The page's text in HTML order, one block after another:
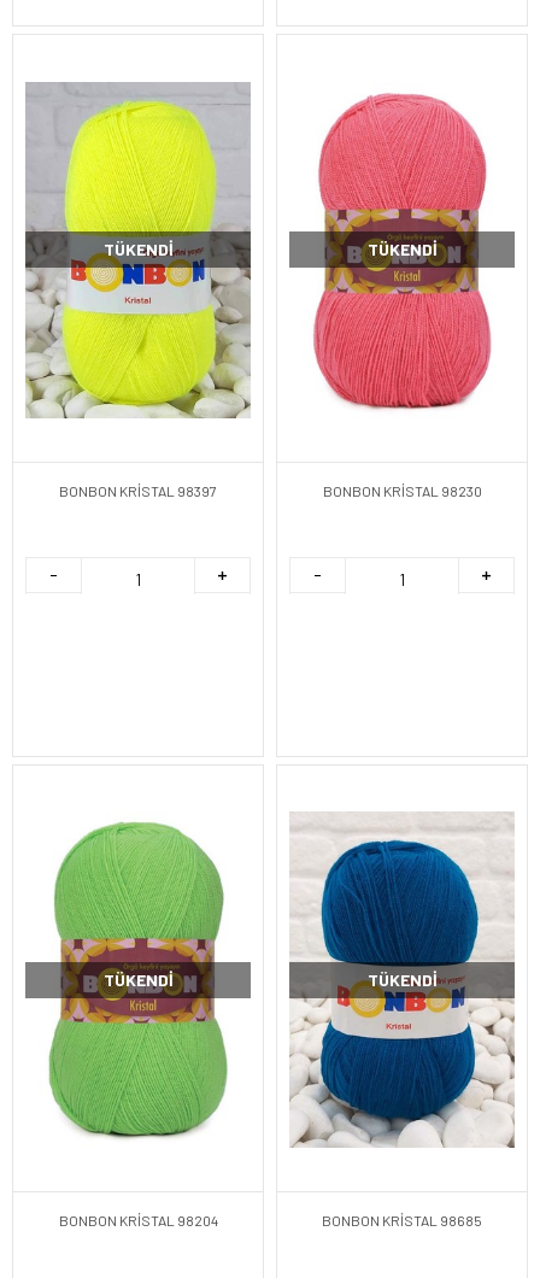
TÜKENDI
BONBON KRİSTAL 98397
TÜKENDI
BONBON KRİSTAL 98230
TÜKENDI
BONBON KRİSTAL 98204
TÜKENDI
BONBON KRİSTAL 98685